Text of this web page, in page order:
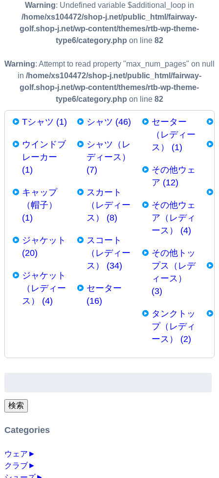
Warning: Undefined variable $additional_loop in
/home/xs104472/shop-j.net/public_html/fairway-
golf.shop-j.net/wp-content/themes/rtb-wp-theme-
type6/category.php on line 82
Warning: Attempt to read property "max_num_pages" on null
in /home/xs104472/shop-j.net/public_html/fairway-
golf.shop-j.net/wp-content/themes/rtb-wp-theme-
type6/category.php on line 82
Tシャツ (1)
ウインドブ
レーカー
(1)
キャップ
（帽子）
(1)
ジャケット
(20)
ジャケット
（レディー
ス） (4)
シャツ (46)
シャツ（レ
ディース）
(7)
スカート
（レディー
ス） (8)
スコート
（レディー
ス） (34)
セーター
(16)
セーター
（レディー
ス） (1)
その他ウェ
ア (12)
その他ウェ
ア（レディ
ース） (4)
その他トッ
プス（レデ
ィース）
(3)
タンクトッ
プ（レディ
ース） (2)
検索
Categories
ウェア ►
クラブ►